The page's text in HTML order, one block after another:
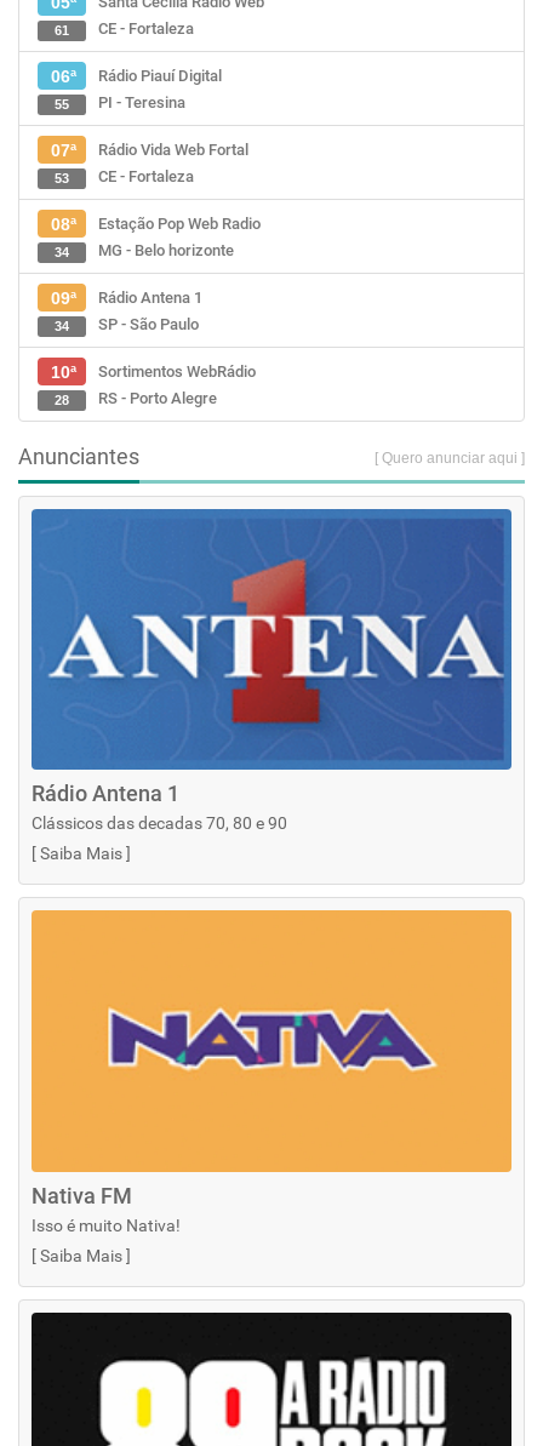
CE - Fortaleza
61
06ª
Rádio Piauí Digital
PI - Teresina
55
07ª
Rádio Vida Web Fortal
CE - Fortaleza
53
08ª
Estação Pop Web Radio
MG - Belo horizonte
34
09ª
Rádio Antena 1
SP - São Paulo
34
10ª
Sortimentos WebRádio
RS - Porto Alegre
28
Anunciantes [ Quero anunciar aqui ]
Rádio Antena 1
Clássicos das decadas 70, 80 e 90
[Saiba Mais]
Nativa FM
Isso é muito Nativa!
[Saiba Mais]